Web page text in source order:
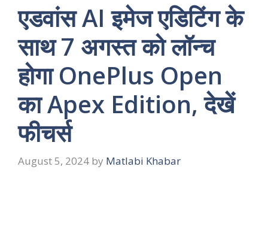
एडवांस AI इमेज एडिटिंग के
साथ 7 अगस्त को लॉन्च
होगा OnePlus Open
का Apex Edition, देखें
फीचर्स
August 5, 2024 by Matlabi Khabar